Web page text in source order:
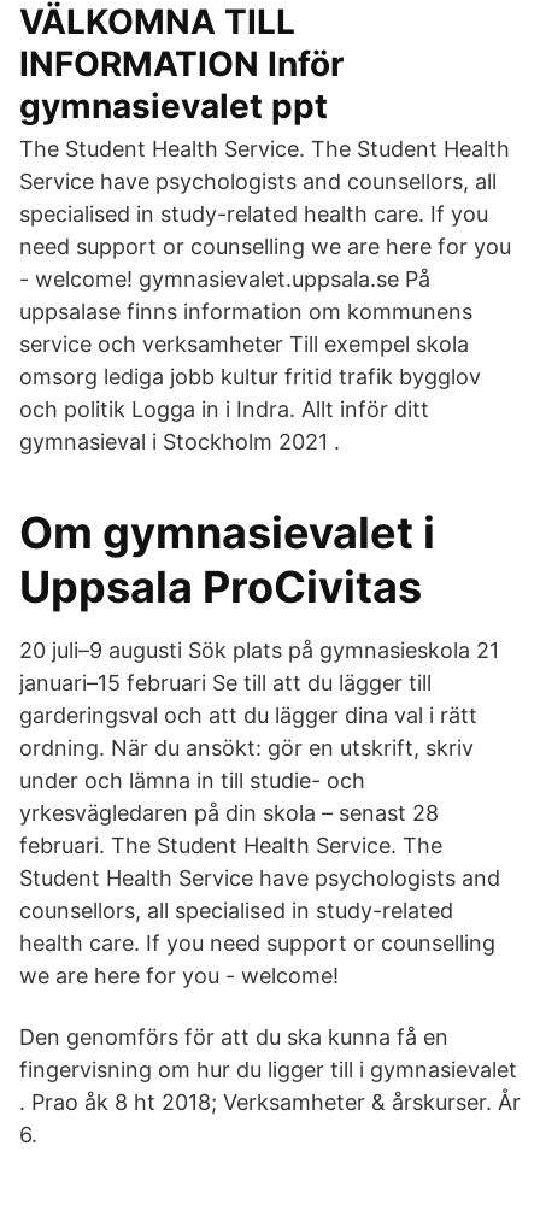
VÄLKOMNA TILL
INFORMATION Inför
gymnasievalet ppt
The Student Health Service. The Student Health
Service have psychologists and counsellors, all
specialised in study-related health care. If you
need support or counselling we are here for you
- welcome! gymnasievalet.uppsala.se På
uppsalase finns information om kommunens
service och verksamheter Till exempel skola
omsorg lediga jobb kultur fritid trafik bygglov
och politik Logga in i Indra. Allt inför ditt
gymnasieval i Stockholm 2021 .
Om gymnasievalet i
Uppsala ProCivitas
20 juli–9 augusti Sök plats på gymnasieskola 21
januari–15 februari Se till att du lägger till
garderingsval och att du lägger dina val i rätt
ordning. När du ansökt: gör en utskrift, skriv
under och lämna in till studie- och
yrkesvägledaren på din skola – senast 28
februari. The Student Health Service. The
Student Health Service have psychologists and
counsellors, all specialised in study-related
health care. If you need support or counselling
we are here for you - welcome!
Den genomförs för att du ska kunna få en
fingervisning om hur du ligger till i gymnasievalet
. Prao åk 8 ht 2018; Verksamheter & årskurser. År
6.